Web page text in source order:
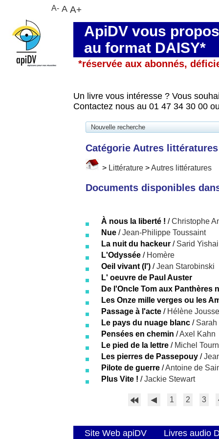
ApiDV vous
au format DAISY*
*réservée aux abonnés,
Un livre vous intéresse ? Vous
Contactez nous au 01 47 34 30 00
Nouvelle recherche
Catégorie Autres littératures
> Littérature >Autres littératures
Documents disponibles
À nous la liberté ! /Christophe
Nue /Jean-Philippe Toussaint
La nuit du hackeur / Sarid Yishai
L'Odyssée / Homère
Oeil vivant (l') /Jean Starobinski
L' oeuvre de Paul Auster
De l'Oncle Tom aux Panthères
Les Onze mille verges ou les
Passage à l'acte / Hélène Jousse
Le pays du nuage blanc / Sarah
Pensées en chemin /Axel Kahn
Le pied de la lettre / Michel
Les pierres de Passepouy /
Pilote de guerre /Antoine de
Plus Vite ! /Jackie Stewart
1 2 3
Site Web apiDV
Livres audio
A- A A+